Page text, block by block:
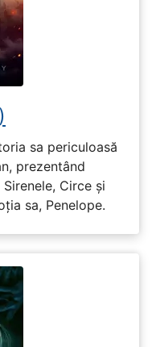
sa periculoasă
prezentând
Circe și
sa, Penelope.